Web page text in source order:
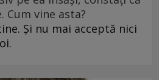
vine asta?
Și nu mai acceptă nici